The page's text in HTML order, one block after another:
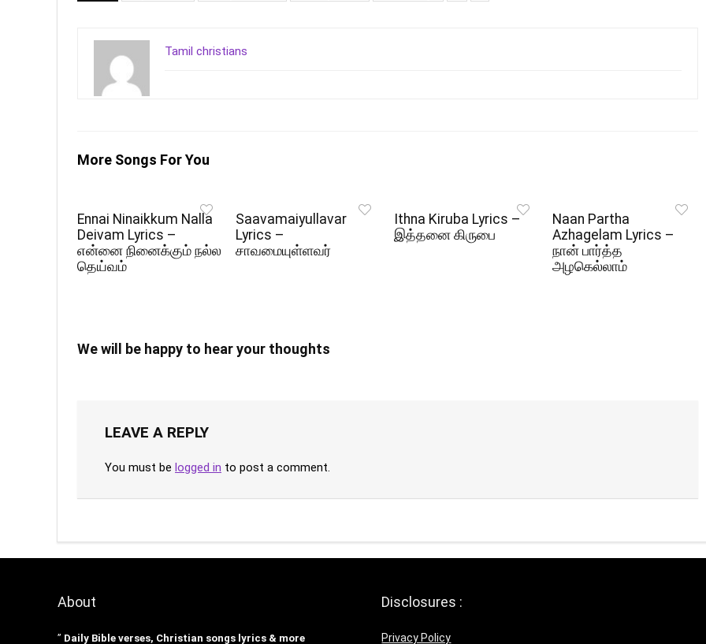
Tamil christians
More Songs For You
Ennai Ninaikkum Nalla
Deivam Lyrics –
என்னை நினைக்கும் நல்ல
தெய்வம்
Saavamaiyullavar
Lyrics –
சாவமையுள்ளவர்
Ithna Kiruba Lyrics –
இத்தனை கிருபை
Naan Partha
Azhagelam Lyrics –
நான் பார்த்த
அழகெல்லாம்
We will be happy to hear your thoughts
LEAVE A REPLY
You must be logged in to post a comment.
About
” Daily Bible verses, Christian songs lyrics & more
Disclosures :
Privacy Policy